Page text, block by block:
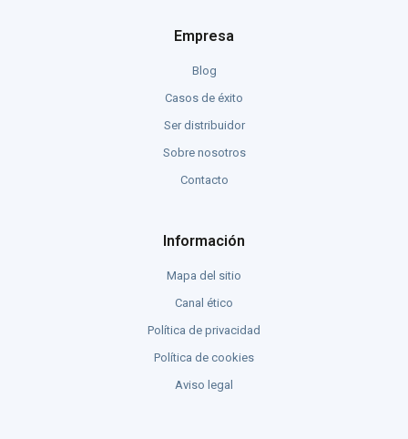
Empresa
Blog
Casos de éxito
Ser distribuidor
Sobre nosotros
Contacto
Información
Mapa del sitio
Canal ético
Política de privacidad
Política de cookies
Aviso legal